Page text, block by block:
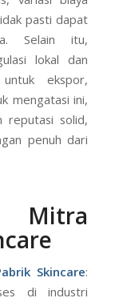
pasti dapat
Selain itu,
lokal dan
ekspor,
mengatasi ini,
reputasi solid,
penuh dari
Skincare:
di industri